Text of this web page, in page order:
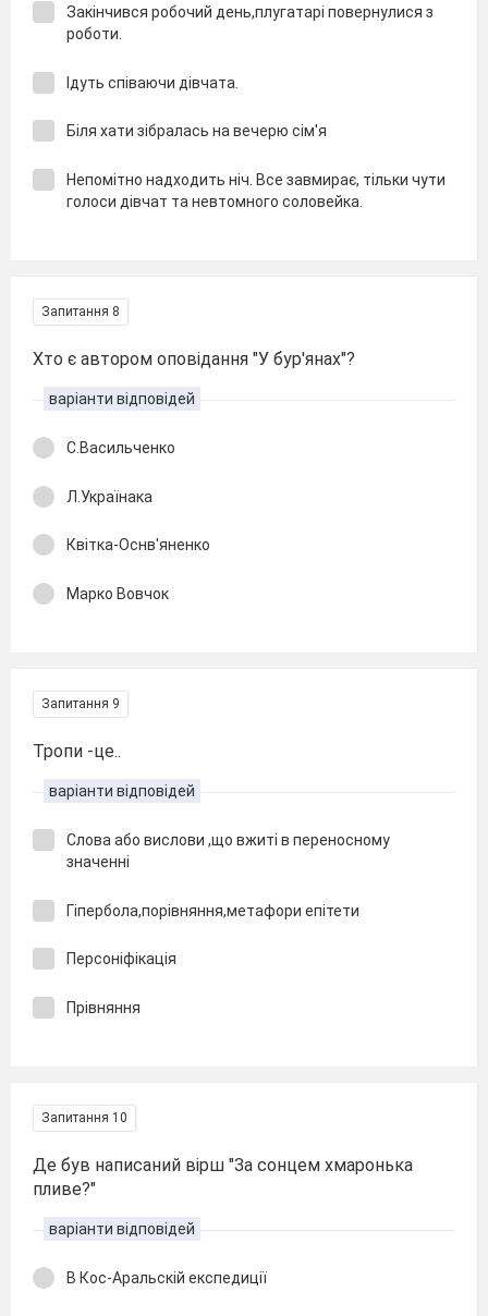
Закінчився робочий день,плугатарі повернулися з
роботи.
Ідуть співаючи дівчата.
Біля хати зібралась на вечерю сім'я
Непомітно надходить ніч. Все завмирає, тільки чути
голоси дівчат та невтомного соловейка.
Запитання 8
Хто є автором оповідання "У бур'янах"?
варіанти відповідей
С.Васильченко
Л.Українака
Квітка-Оснв'яненко
Марко Вовчок
Запитання 9
Тропи -це..
варіанти відповідей
Слова або вислови ,що вжиті в переносному
значенні
Гіпербола,порівняння,метафори епітети
Персоніфікація
Прівняння
Запитання 10
Де був написаний вірш "За сонцем хмаронька
пливе?"
варіанти відповідей
В Кос-Аральскій експедиції